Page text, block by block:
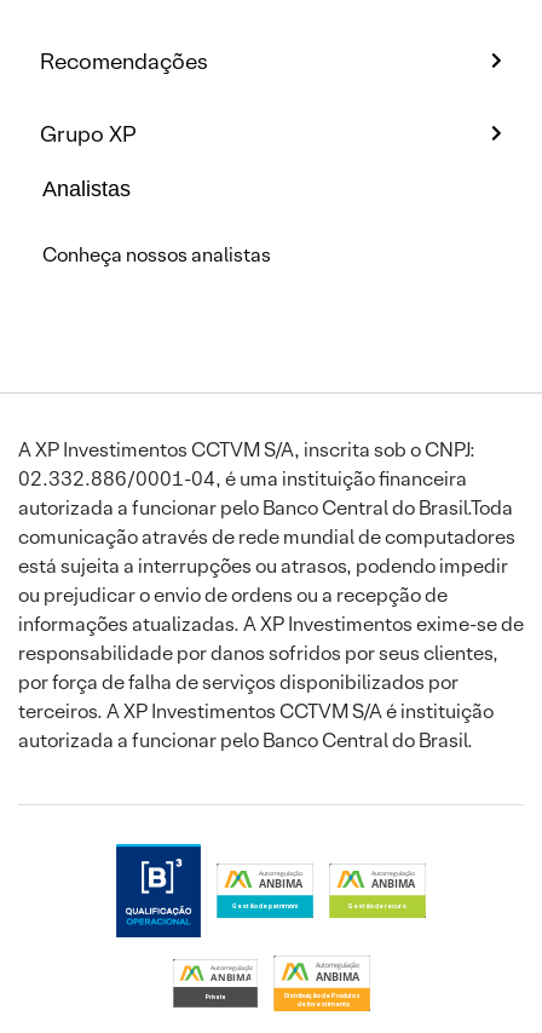
Recomendações
Grupo XP
Analistas
Conheça nossos analistas
A XP Investimentos CCTVM S/A, inscrita sob o CNPJ:
02.332.886/0001-04, é uma instituição financeira
autorizada a funcionar pelo Banco Central do Brasil.Toda
comunicação através de rede mundial de computadores
está sujeita a interrupções ou atrasos, podendo impedir
ou prejudicar o envio de ordens ou a recepção de
informações atualizadas. A XP Investimentos exime-se de
responsabilidade por danos sofridos por seus clientes,
por força de falha de serviços disponibilizados por
terceiros. A XP Investimentos CCTVM S/A é instituição
autorizada a funcionar pelo Banco Central do Brasil.